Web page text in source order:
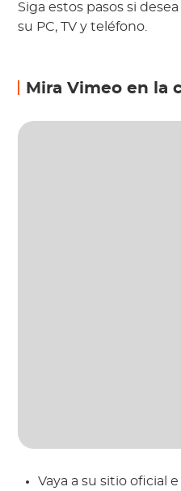
Siga estos pasos si
su PC, TV y teléfono.
Mira Vimeo en la
Vaya a su sitio oficial